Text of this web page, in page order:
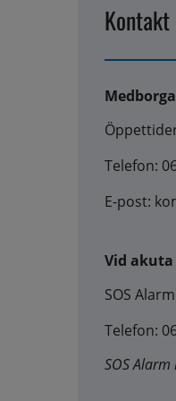
Kontakt
Telefon:
E-post:
Vid
SOS
Telefon:
SOS